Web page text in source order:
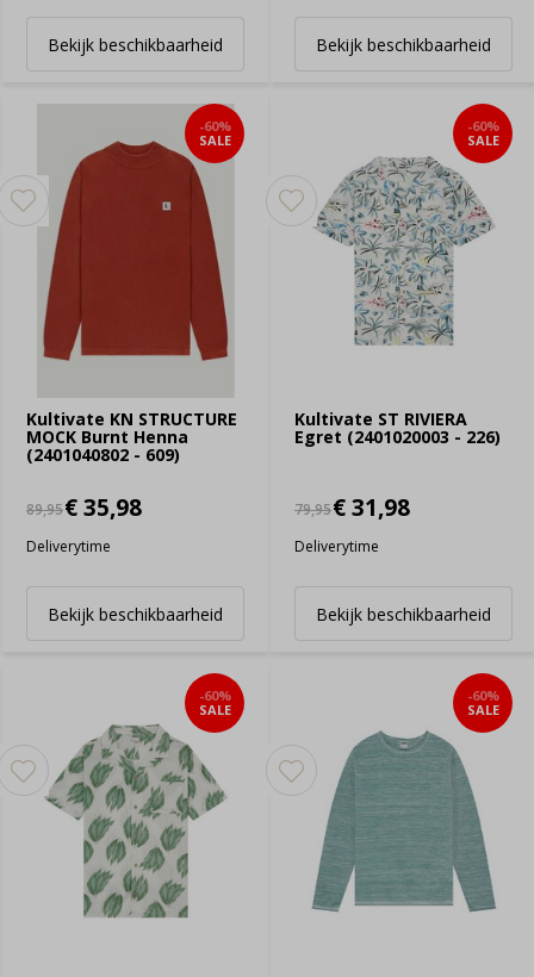
Bekijk beschikbaarheid Bekijk beschikbaarheid
Kultivate KN STRUCTURE
MOCK Burnt Henna
(2401040802 - 609)
-60%
SALE
89,95€ 35,98
Deliverytime
Bekijk beschikbaarheid
Kultivate ST RIVIERA
Egret (2401020003 - 226)
-60%
SALE
79,95€ 31,98
Deliverytime
Bekijk beschikbaarheid
-60%
SALE
-60%
SALE